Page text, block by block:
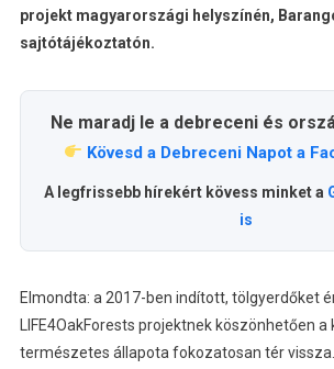
projekt magyarországi helyszínén,
sajtótájékoztatón.
Ne maradj le a debreceni és
Kövesd a Debreceni Napot a
A legfrissebb hírekért kövess minket a
is
Elmondta: a 2017-ben indított, tölgyerdőket
LIFE4OakForests projektnek köszönhetően
természetes állapota fokozatosan tér